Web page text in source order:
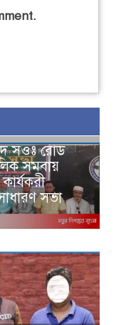
সওঃ রোড
সমবায়
সভা